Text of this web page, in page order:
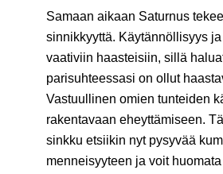
Samaan aikaan Saturnus
sinnikkyyttä. Käytännöllisyys
vaativiin haasteisiin, sillä
parisuhteessasi on ollut
Vastuullinen omien tunteiden
rakentavaan eheyttämiseen.
sinkku etsiikin nyt pysyvää
menneisyyteen ja voit